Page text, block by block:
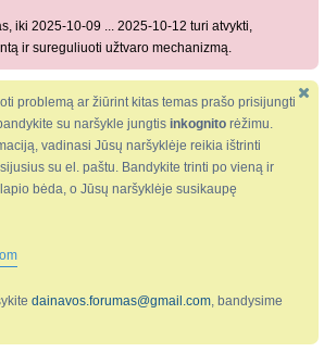
iki 2025-10-09 ... 2025-10-12 turi atvykti,
ir sureguliuoti užtvaro mechanizmą.
problemą ar žiūrint kitas temas prašo prisijungti
su naršykle jungtis inkognito rėžimu.
vadinasi Jūsų naršyklėje reikia ištrinti
su el. paštu. Bandykite trinti po vieną ir
bėda, o Jūsų naršyklėje susikaupę
dainavos.forumas@gmail.com, bandysime